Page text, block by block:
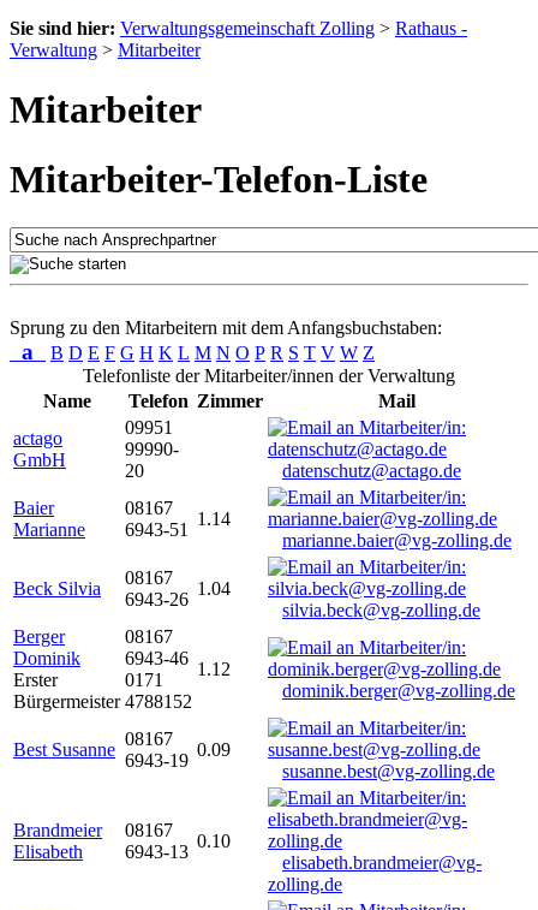
Sie sind hier: Verwaltungsgemeinschaft Zolling > Rathaus -
Verwaltung > Mitarbeiter
Mitarbeiter
Mitarbeiter-Telefon-Liste
Sprung zu den Mitarbeitern mit dem Anfangsbuchstaben:
a B D E F G H K L M N O P R S T V W Z
Telefonliste der Mitarbeiter/innen der Verwaltung
Name
Telefon Zimmer
Mail
actago
GmbH
09951
99990-
20
datenschutz@actago.de
Baier
Marianne
08167
6943-51
1.14
marianne.baier@vg-zolling.de
Beck Silvia
08167
6943-26
1.04
silvia.beck@vg-zolling.de
Berger
Dominik
Erster
Bürgermeister
08167
6943-46
0171
4788152
1.12
dominik.berger@vg-zolling.de
Best Susanne
08167
6943-19
0.09
susanne.best@vg-zolling.de
Brandmeier
Elisabeth
08167
6943-13
0.10
elisabeth.brandmeier@vg-
zolling.de